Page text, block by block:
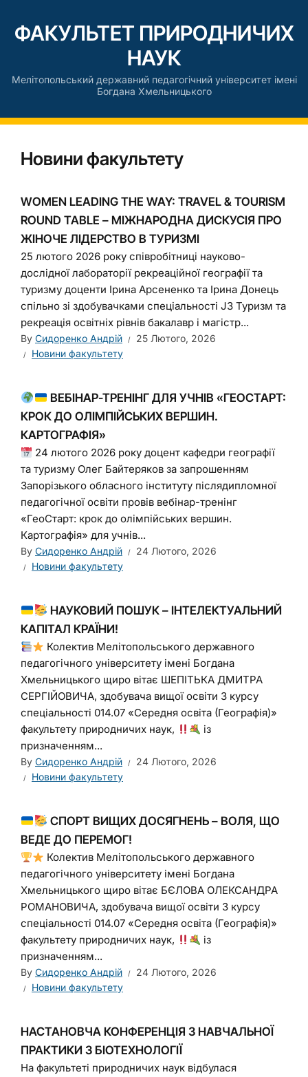
ФАКУЛЬТЕТ ПРИРОДНИЧИХ
НАУК
Мелітопольський державний педагогічний університет імені
Богдана Хмельницького
Новини факультету
WOMEN LEADING THE WAY: TRAVEL & TOURISM
ROUND TABLE – МІЖНАРОДНА ДИСКУСІЯ ПРО
ЖІНОЧЕ ЛІДЕРСТВО В ТУРИЗМІ
25 лютого 2026 року співробітниці науково-
дослідної лабораторії рекреаційної географії та
туризму доценти Ірина Арсененко та Ірина Донець
спільно зі здобувачками спеціальності J3 Туризм та
рекреація освітніх рівнів бакалавр і магістр...
By Сидоренко Андрій
25 Лютого, 2026
Новини факультету
ВЕБІНАР-ТРЕНІНГ ДЛЯ УЧНІВ «ГЕОСТАРТ:
КРОК ДО ОЛІМПІЙСЬКИХ ВЕРШИН.
КАРТОГРАФІЯ»
24 лютого 2026 року доцент кафедри географії
та туризму Олег Байтеряков за запрошенням
Запорізького обласного інституту післядипломної
педагогічної освіти провів вебінар-тренінг
«ГеоСтарт: крок до олімпійських вершин.
Картографія» для учнів...
By Сидоренко Андрій
24 Лютого, 2026
Новини факультету
НАУКОВИЙ ПОШУК – ІНТЕЛЕКТУАЛЬНИЙ
КАПІТАЛ КРАЇНИ!
Колектив Мелітопольського державного
педагогічного університету імені Богдана
Хмельницького щиро вітає ШЕПІТЬКА ДМИТРА
СЕРГІЙОВИЧА, здобувача вищої освіти 3 курсу
спеціальності 014.07 «Середня освіта (Географія)»
факультету природничих наук,
із
призначенням...
By Сидоренко Андрій
24 Лютого, 2026
Новини факультету
СПОРТ ВИЩИХ ДОСЯГНЕНЬ – ВОЛЯ, ЩО
ВЕДЕ ДО ПЕРЕМОГ!
Колектив Мелітопольського державного
педагогічного університету імені Богдана
Хмельницького щиро вітає БЄЛОВА ОЛЕКСАНДРА
РОМАНОВИЧА, здобувача вищої освіти 3 курсу
спеціальності 014.07 «Середня освіта (Географія)»
факультету природничих наук,
із
призначенням...
By Сидоренко Андрій
24 Лютого, 2026
Новини факультету
НАСТАНОВЧА КОНФЕРЕНЦІЯ З НАВЧАЛЬНОЇ
ПРАКТИКИ З БІОТЕХНОЛОГІЇ
На факультеті природничих наук відбулася